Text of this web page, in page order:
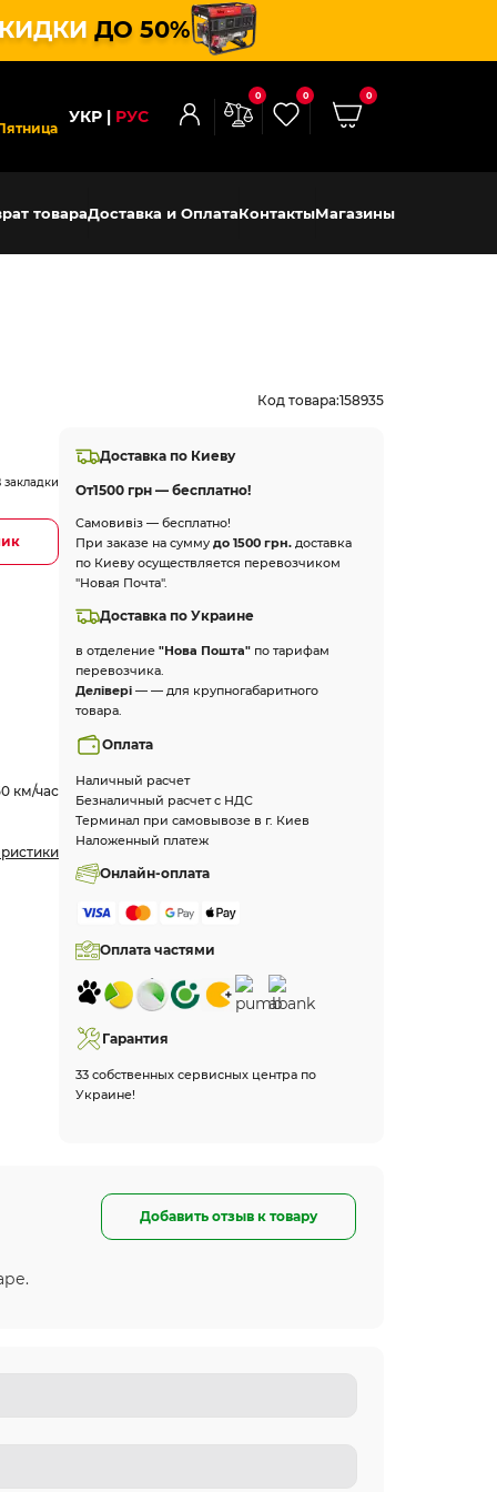
ДО 50%
УКР РУС
0 0 0
товараДоставка и ОплатаКонтактыМагазины
Код товара:158935
закладки
км/час
Доставка по Киеву
От1500 грн — бесплатно!
Самовивіз — бесплатно!
При заказе на суммудо 1500 грн. доставка
по Киеву осуществляется перевозчиком
"Новая Почта".
Доставка по Украине
в отделение"Нова Пошта" по тарифам
перевозчика.
Делівері — — для крупногабаритного
товара.
Оплата
Наличный расчет
Безналичный расчет с НДС
Терминал при самовывозе в г. Киев
Наложенный платеж
Онлайн-оплата
Оплата частями
Гарантия
33 собственных сервисных центра по
Украине!
Добавить отзыв к товару